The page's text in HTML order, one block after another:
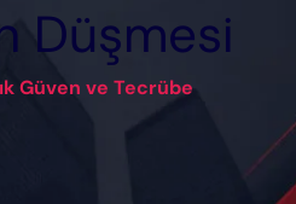
Düşmesi
Güven ve Tecrübe